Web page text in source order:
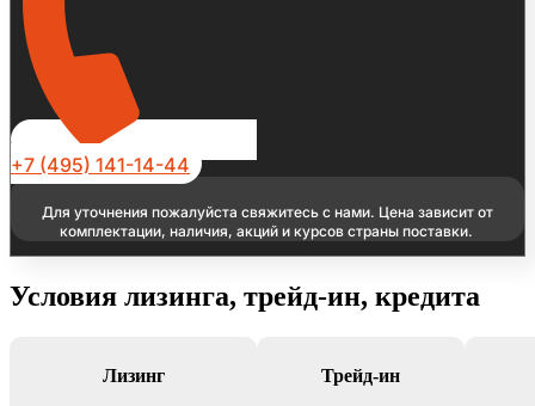
+7 (495) 141-14-44
Для уточнения пожалуйста свяжитесь с нами. Цена зависит от
комплектации, наличия, акций и курсов страны поставки.
Условия лизинга, трейд-ин, кредита
Лизинг Трейд-ин